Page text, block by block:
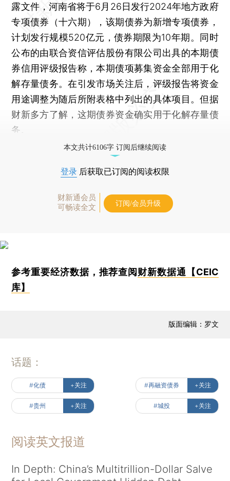
露文件，河南省将于6月26日发行2024年地方政府
专项债券（十六期），该期债券为新增专项债券，
计划发行规模520亿元，债券期限为10年期。同时
公布的由联合资信评估股份有限公司出具的本期债
券信用评级报告称，本期债项募集资金全部用于化
解存量债务。在引发市场关注后，评级报告将资金
用途调整为随后所附表格中列出的具体项目。但据
财新多方了解，这期债券资金确实用于化解存量债
务。
本文共计6106字 订阅后继续阅读
登录 后获取已订阅的阅读权限
财新通会员
可畅读全文
订阅/会员升级
参考重要经济数据，推荐查阅财新数据通【CEIC
库】
版面编辑：罗文
话题：
#化债 +关注 #再融资债券 +关注
#贵州 +关注 #城投 +关注
阅读英文报道
In Depth: China’s Multitrillion-Dollar Salve